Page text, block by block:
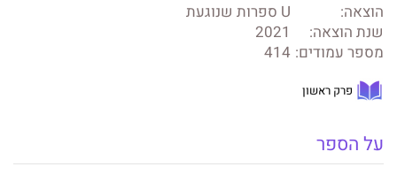
הוצאה:
U ספרות שנוגעת
שנת הוצאה:
2021
מספר עמודים: 414
פרק ראשון
על הספר